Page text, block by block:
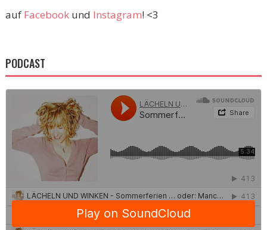
auf Facebookund Instagram! <3
PODCAST